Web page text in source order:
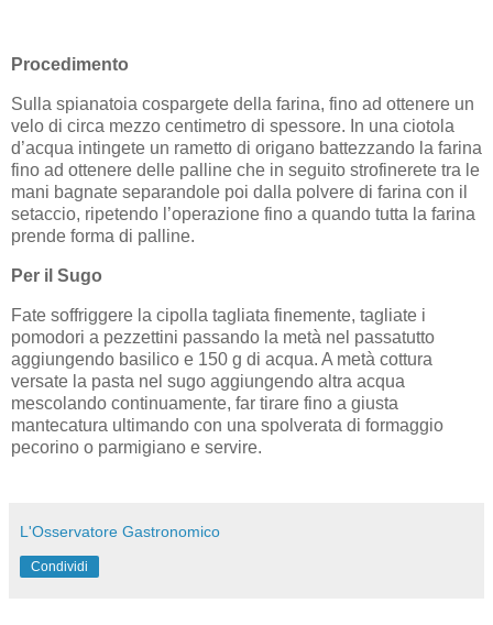
Procedimento
Sulla spianatoia cospargete della farina, fino ad ottenere un
velo di circa mezzo centimetro di spessore. In una ciotola
d’acqua intingete un rametto di origano battezzando la farina
fino ad ottenere delle palline che in seguito strofinerete tra le
mani bagnate separandole poi dalla polvere di farina con il
setaccio, ripetendo l’operazione fino a quando tutta la farina
prende forma di palline.
Per il Sugo
Fate soffriggere la cipolla tagliata finemente, tagliate i
pomodori a pezzettini passando la metà nel passatutto
aggiungendo basilico e 150 g di acqua. A metà cottura
versate la pasta nel sugo aggiungendo altra acqua
mescolando continuamente, far tirare fino a giusta
mantecatura ultimando con una spolverata di formaggio
pecorino o parmigiano e servire.
L'Osservatore Gastronomico
Condividi